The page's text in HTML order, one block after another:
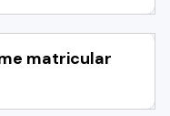
matricular